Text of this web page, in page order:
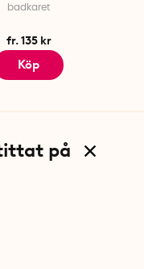
badkaret
fr. 135 kr
Köp
på